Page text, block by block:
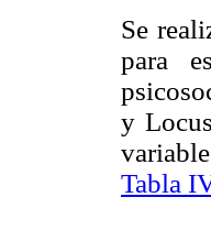
Se
para
y
Tabla